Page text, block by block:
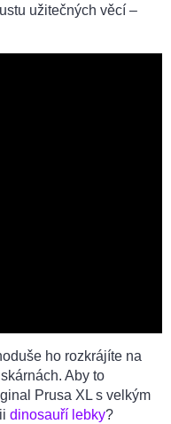
užitečných věcí –
ho rozkrájíte na
Aby to
Prusa XL s velkým
dinosauří lebky?